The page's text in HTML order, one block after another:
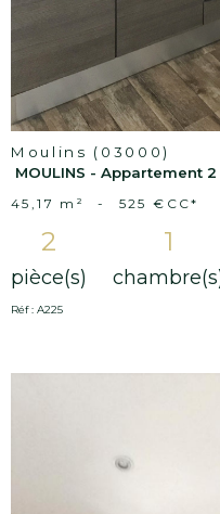
Moulins (03000)
MOULINS - Appartement
45,17 m² - 525 € CC*
2
pièce(s)
1
Réf : A225